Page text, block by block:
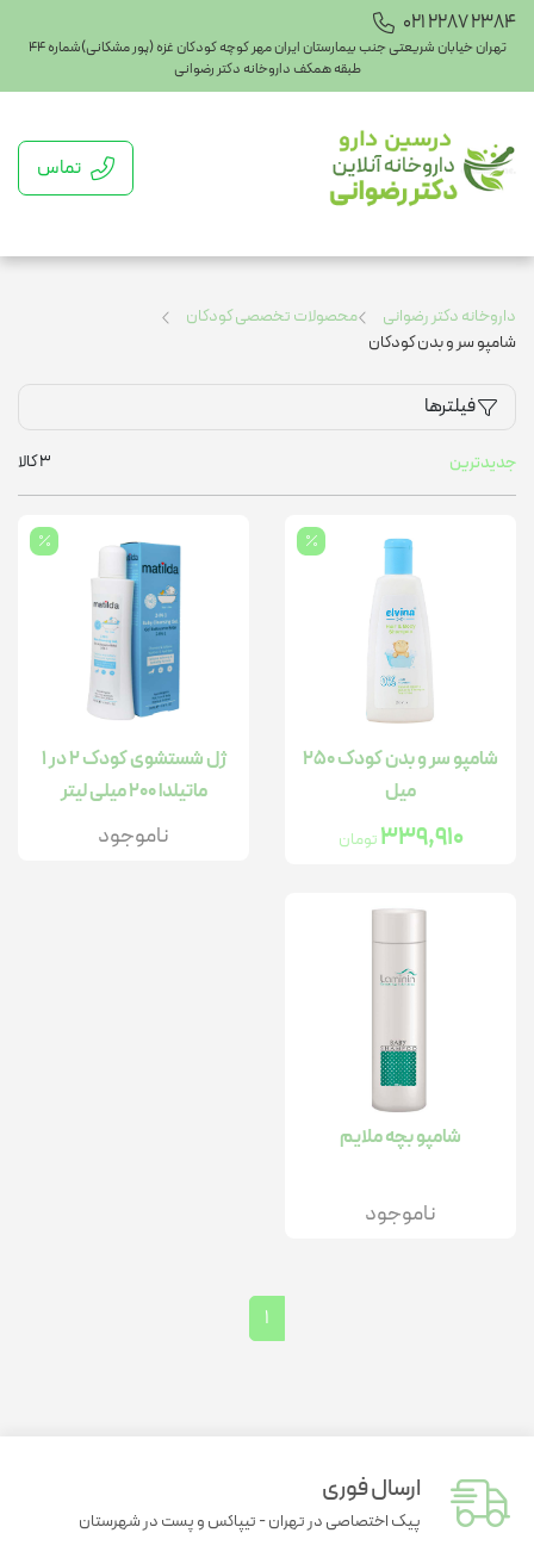
021 2287 2384
تهران خیابان شریعتی جنب بیمارستان ایران مهر کوچه کودکان غزه (پور مشکانی)شماره ۴۴
طبقه همکف داروخانه دکتر رضوانی
تماس
داروخانه دکتر رضوانی
محصولات تخصصی کودکان
شامپو سر و بدن کودکان
فیلترها
جدیدترین 3کالا
شامپو سر و بدن کودک 250
میل
339,910تومان
ژل شستشوی کودک 2 در 1
ماتیلدا 200 میلی لیتر
ناموجود
شامپو بچه ملایم
ناموجود
1
ارسال فوری
پیک اختصاصی در تهران - تیپاکس و پست در شهرستان